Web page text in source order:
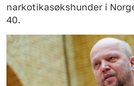
narkotikasøkshunder i
40.